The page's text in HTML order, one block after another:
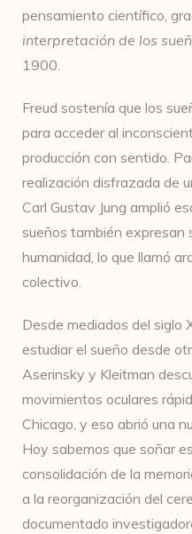
pensamiento científico,
interpretación de los
1900.
Freud sostenía que los
para acceder al
producción con sentido.
realización disfrazada de
Carl Gustav Jung amplió
sueños también expresan
humanidad, lo que llamó
colectivo.
Desde mediados del siglo
estudiar el sueño desde
Aserinsky y Kleitman
movimientos oculares
Chicago, y eso abrió una
Hoy sabemos que soñar
consolidación de la
a la reorganización del
documentado